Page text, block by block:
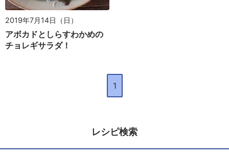
2019年7月14日（日）
アボカドとしらすわかめの
チョレギサラダ！
1
レシピ検索